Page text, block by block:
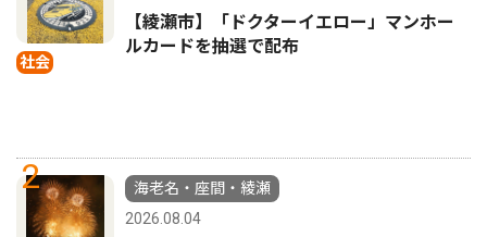
社会
【綾瀬市】「ドクターイエロー」マンホー
ルカードを抽選で配布
2
海老名・座間・綾瀬
2026.08.04